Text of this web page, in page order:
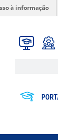
à informação